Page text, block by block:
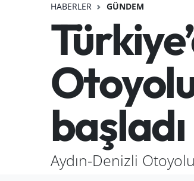
HABERLER GÜNDEM
başladı
Aydın-Denizli